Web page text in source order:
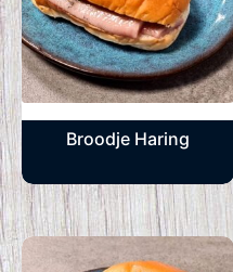
Broodje Haring